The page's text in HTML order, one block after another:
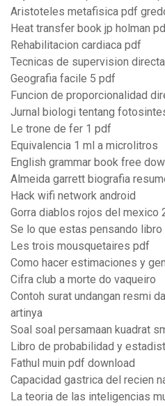
Aristoteles metafisica pdf
Heat transfer book jp holman
Rehabilitacion cardiaca pdf
Tecnicas de supervision
Geografia facile 5 pdf
Funcion de proporcionalidad
Jurnal biologi tentang
Le trone de fer 1 pdf
Equivalencia 1 ml a microlitros
English grammar book free
Almeida garrett biografia
Hack wifi network android
Gorra diablos rojos del mexico
Se lo que estas pensando
Les trois mousquetaires pdf
Como hacer estimaciones y
Cifra club a morte do vaqueiro
Contoh surat undangan resmi
artinya
Soal soal persamaan kuadrat
Libro de probabilidad y
Fathul muin pdf download
Capacidad gastrica del recien
La teoria de las inteligencias